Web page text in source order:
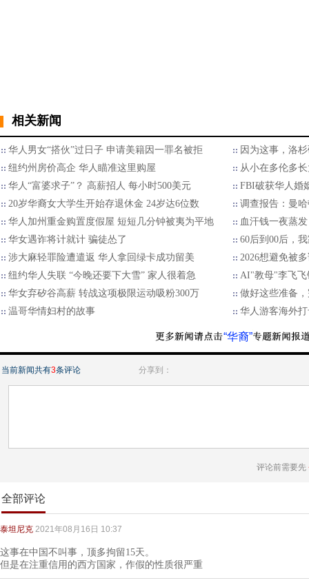
相关新闻
华人男女“搭伙”过日子 申请美籍因一罪名被拒
因为这事，洛
纽约州房价高企 华人瞄准这里购屋
从小在多伦多
华人“富婆求子”？ 高薪招人 每小时500美元
FBI破获华人婚
20岁华裔女大学生开始存退休金 24岁达6位数
调查报告：曼
华人加州重金购置度假屋 短短几分钟被夷为平地
血汗钱一夜蒸
华女遇诈将计就计 骗徒怂了
60后到00后，
涉大麻轻罪险遭遣返 华人拿回绿卡成功留美
2026想避免被
纽约华人失联 “今晚还要下大雪” 家人很着急
AI"教母"李飞飞
华女弃矽谷高薪 转战这项极限运动吸粉300万
做好这些准备
温哥华情妇村的故事
华人游客海外
“华裔”
当前新闻共有3条评论 分享到：
评论前需要先
全部评论
泰坦尼克 2021年08月16日 10:37
这事在中国不叫事，顶多拘留15天。
但是在注重信用的西方国家，作假的性质很严重